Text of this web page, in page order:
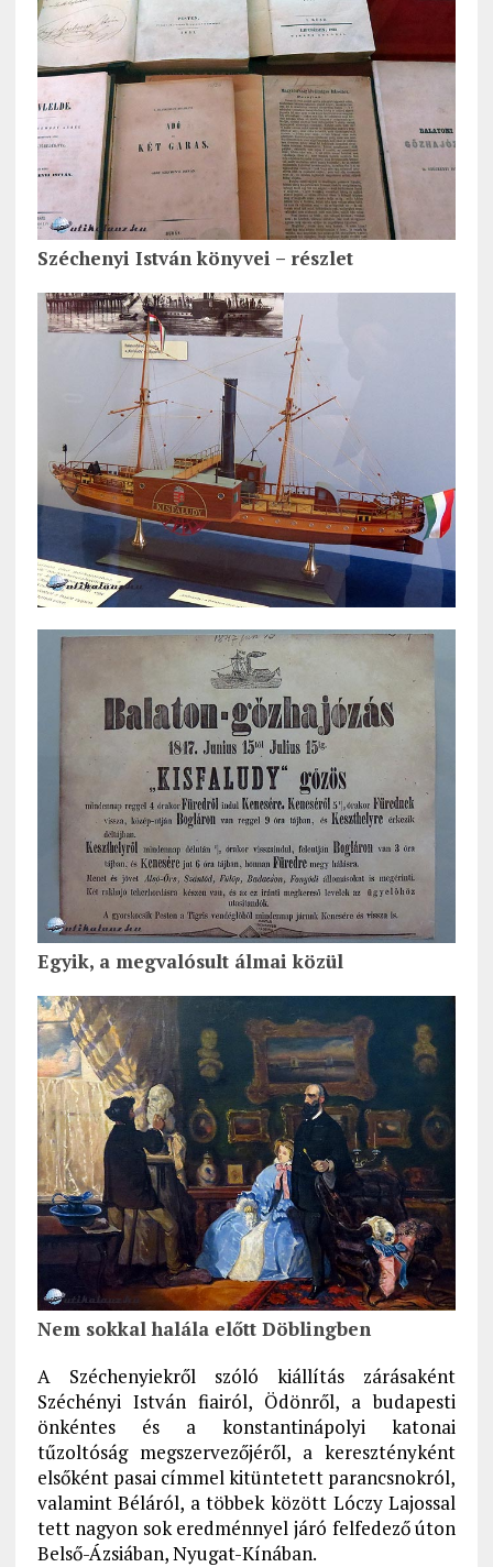
Széchenyi István könyvei – részlet
Egyik, a megvalósult álmai közül
Nem sokkal halála előtt Döblingben
A Széchenyiekről szóló kiállítás zárásaként
Széchényi István fiairól, Ödönről, a budapesti
önkéntes és a konstantinápolyi katonai
tűzoltóság megszervezőjéről, a keresztényként
elsőként pasai címmel kitüntetett parancsnokról,
valamint Béláról, a többek között Lóczy Lajossal
tett nagyon sok eredménnyel járó felfedező úton
Belső-Ázsiában, Nyugat-Kínában.